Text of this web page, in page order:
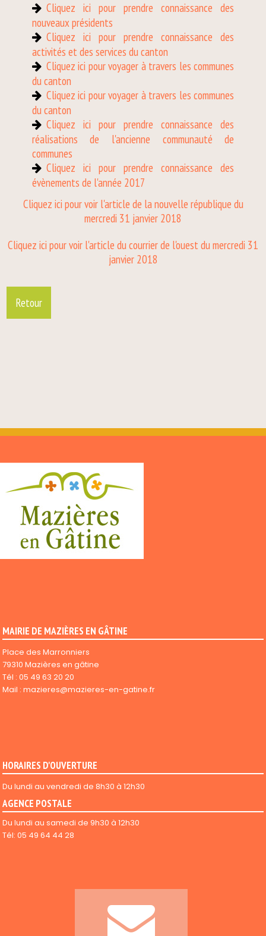
Cliquez ici pour prendre connaissance des
nouveaux présidents
Cliquez ici pour prendre connaissance des
activités et des services du canton
Cliquez ici pour voyager à travers les communes
du canton
Cliquez ici pour voyager à travers les communes
du canton
Cliquez ici pour prendre connaissance des
réalisations de l'ancienne communauté de
communes
Cliquez ici pour prendre connaissance des
évènements de l'année 2017
Cliquez ici pour voir l'article de la nouvelle république du
mercredi 31 janvier 2018
Cliquez ici pour voir l'article du courrier de l'ouest du mercredi 31
janvier 2018
Retour
MAIRIE DE MAZIÈRES EN GÂTINE
Place des Marronniers
79310 Mazières en gâtine
Tél : 05 49 63 20 20
Mail : mazieres@mazieres-en-gatine.fr
HORAIRES D'OUVERTURE
Du lundi au vendredi de 8h30 à 12h30
AGENCE POSTALE
Du lundi au samedi de 9h30 à 12h30
Tél: 05 49 64 44 28